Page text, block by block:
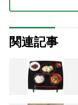
関連記事